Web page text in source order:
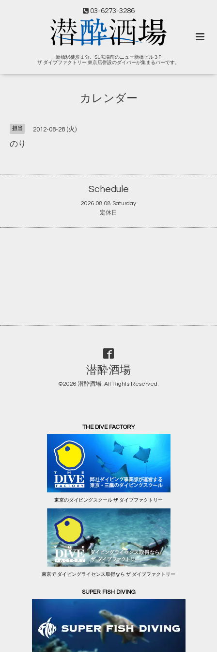
03-6273-3286
新橋駅徒歩１分。SL広場前のニュー新橋ビル３F
ザ ダイブファクトリー 東京店併設のダイバーが集まるバーです。
カレンダー
担当 2012-08-28 (火)
のり
Schedule
2026.08.08 Saturday
定休日
潜酔酒場
©2026 潜酔酒場. All Rights Reserved.
THE DIVE FACTORY
東京のダイビングスクール ザ ダイブファクトリー
東京で ダイビングライセンス取得なら ザ ダイブファクトリー
SUPER FISH DIVING